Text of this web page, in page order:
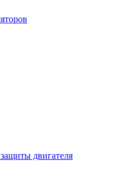
двигателя